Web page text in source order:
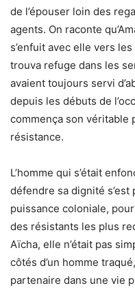
de l’épouser loin des
agents. On raconte
s’enfuit avec elle vers
trouva refuge dans les
avaient toujours servi
depuis les débuts de
commença son véritable
résistance.
L’homme qui s’était
défendre sa dignité
puissance coloniale,
des résistants les plus
Aïcha, elle n’était pas
côtés d’un homme
partenaire dans une vie